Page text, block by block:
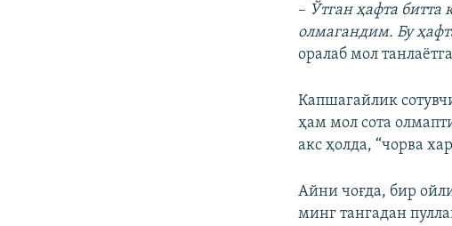
– Ўтган ҳафта
олмагандим. Бу
оралаб мол
Капшагайлик
ҳам мол сота
акс ҳолда, “чорва
Айни чоғда, бир
минг тангадан